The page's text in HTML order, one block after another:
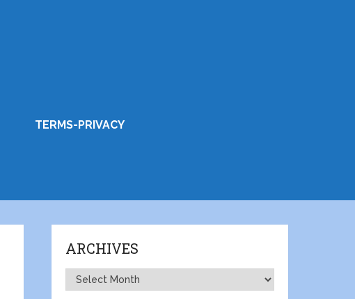
TERMS-PRIVACY
ARCHIVES
Archives